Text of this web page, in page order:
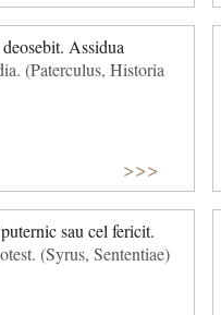
Assidua
(Paterculus, Historia
>>>
sau cel fericit.
(Syrus, Sententiae)